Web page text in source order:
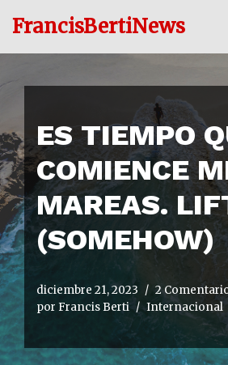
contenido
FrancisBertiNews
ES TIEMPO
COMIENCE
MAREAS.
(SOMEHOW)
diciembre 21, 2023
2
por Francis Berti Internacional